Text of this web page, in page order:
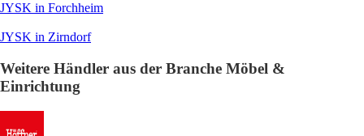
JYSK in Forchheim
JYSK in Zirndorf
Weitere Händler aus der Branche Möbel &
Einrichtung